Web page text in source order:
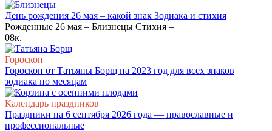
День рождения 26 мая – какой знак Зодиака и стихия
Рожденные 26 мая – Близнецы Стихия –
08к.
Гороскоп
Гороскоп от Татьяны Борщ на 2023 год для всех знаков
зодиака по месяцам
Календарь праздников
Праздники на 6 сентября 2026 года — православные и
профессиональные